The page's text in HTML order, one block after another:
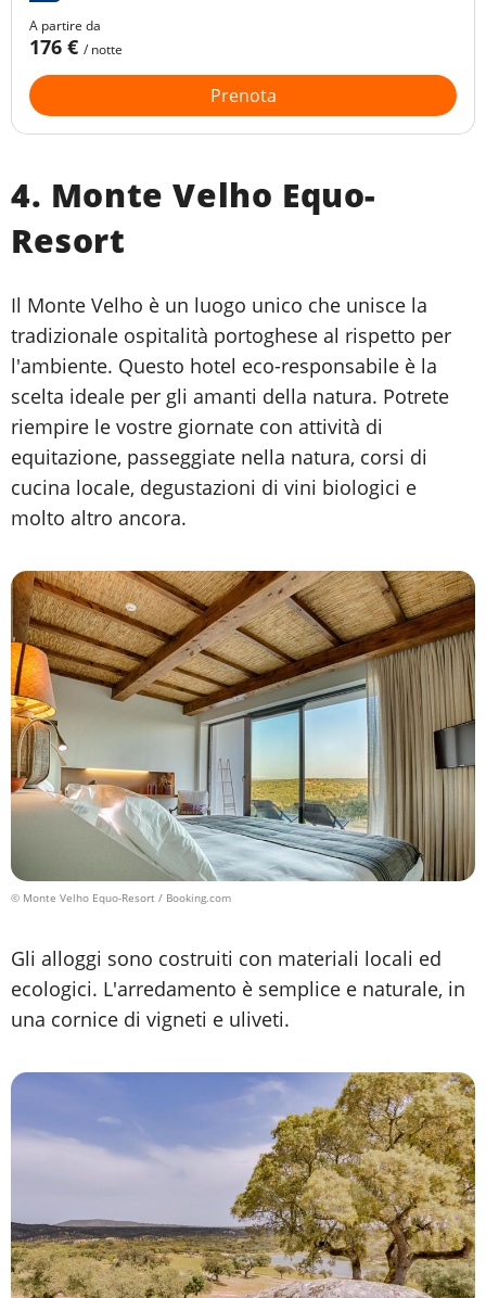
terrazza.
A partire da
176 € / notte
Prenota
4. Monte Velho Equo-
Resort
Il Monte Velho è un luogo unico che unisce la
tradizionale ospitalità portoghese al rispetto per
l'ambiente. Questo hotel eco-responsabile è la
scelta ideale per gli amanti della natura. Potrete
riempire le vostre giornate con attività di
equitazione, passeggiate nella natura, corsi di
cucina locale, degustazioni di vini biologici e
molto altro ancora.
© Monte Velho Equo-Resort / Booking.com
Gli alloggi sono costruiti con materiali locali ed
ecologici. L'arredamento è semplice e naturale, in
una cornice di vigneti e uliveti.